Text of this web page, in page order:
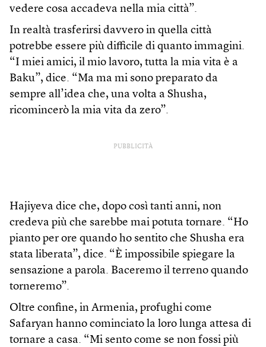
vedere cosa accadeva nella mia città”.
In realtà trasferirsi davvero in quella città
potrebbe essere più difficile di quanto immagini.
“I miei amici, il mio lavoro, tutta la mia vita è a
Baku”, dice. “Ma ma mi sono preparato da
sempre all’idea che, una volta a Shusha,
ricomincerò la mia vita da zero”.
PUBBLICITÀ
Hajiyeva dice che, dopo così tanti anni, non
credeva più che sarebbe mai potuta tornare. “Ho
pianto per ore quando ho sentito che Shusha era
stata liberata”, dice. “È impossibile spiegare la
sensazione a parola. Baceremo il terreno quando
torneremo”.
Oltre confine, in Armenia, profughi come
Safaryan hanno cominciato la loro lunga attesa di
tornare a casa. “Mi sento come se non fossi più